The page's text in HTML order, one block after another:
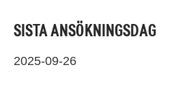
SISTA ANSÖKNINGSDAG
2025-09-26